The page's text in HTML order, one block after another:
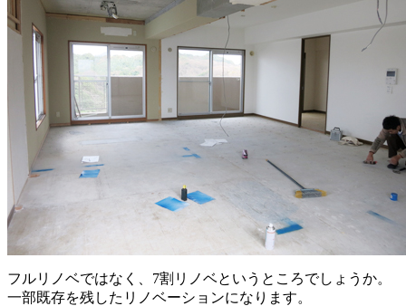
フルリノベではなく、7割リノベというところでしょうか。
一部既存を残したリノベーションになります。